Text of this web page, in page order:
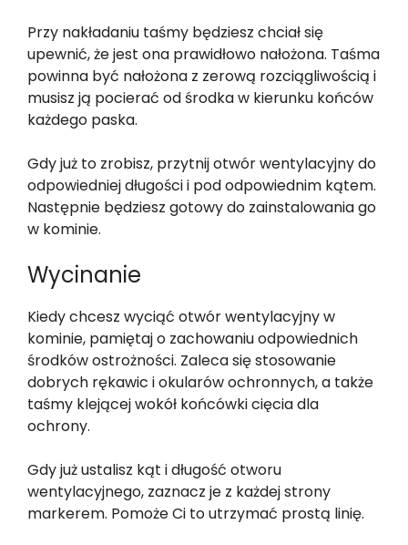
Przy nakładaniu taśmy będziesz chciał się
upewnić, że jest ona prawidłowo nałożona. Taśma
powinna być nałożona z zerową rozciągliwością i
musisz ją pocierać od środka w kierunku końców
każdego paska.
Gdy już to zrobisz, przytnij otwór wentylacyjny do
odpowiedniej długości i pod odpowiednim kątem.
Następnie będziesz gotowy do zainstalowania go
w kominie.
Wycinanie
Kiedy chcesz wyciąć otwór wentylacyjny w
kominie, pamiętaj o zachowaniu odpowiednich
środków ostrożności. Zaleca się stosowanie
dobrych rękawic i okularów ochronnych, a także
taśmy klejącej wokół końcówki cięcia dla
ochrony.
Gdy już ustalisz kąt i długość otworu
wentylacyjnego, zaznacz je z każdej strony
markerem. Pomoże Ci to utrzymać prostą linię.